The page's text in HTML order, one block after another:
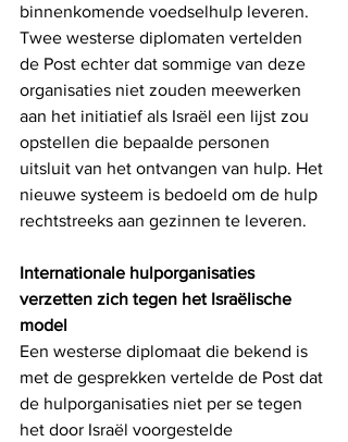
binnenkomende voedselhulp leveren.
Twee westerse diplomaten vertelden
de Post echter dat sommige van deze
organisaties niet zouden meewerken
aan het initiatief als Israël een lijst zou
opstellen die bepaalde personen
uitsluit van het ontvangen van hulp. Het
nieuwe systeem is bedoeld om de hulp
rechtstreeks aan gezinnen te leveren.
Internationale hulporganisaties
verzetten zich tegen het Israëlische
model
Een westerse diplomaat die bekend is
met de gesprekken vertelde de Post dat
de hulporganisaties niet per se tegen
het door Israël voorgestelde